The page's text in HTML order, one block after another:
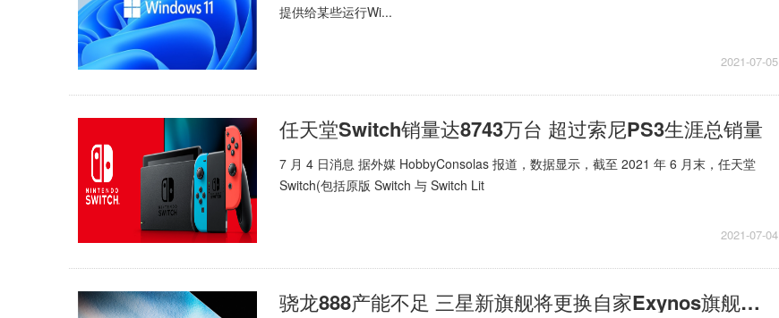
提供给某些运行Wi...
2021-07-05
任天堂Switch销量达8743万台 超过索尼PS3生涯总销量
7 月 4 日消息 据外媒 HobbyConsolas 报道，数据显示，截至 2021 年 6 月末，任天堂
Switch(包括原版 Switch 与 Switch Lit
2021-07-04
骁龙888产能不足 三星新旗舰将更换自家Exynos旗舰芯片